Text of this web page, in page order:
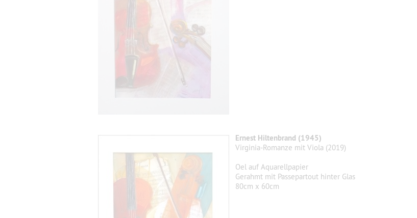
Ernest Hiltenbrand (1945)
Virginia-Romanze mit Viola (2019)
Oel auf Aquarellpapier
Gerahmt mit Passepartout hinter Glas
80cm x 60cm